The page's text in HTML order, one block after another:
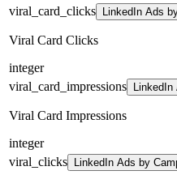
viral_card_clicks
LinkedIn Ads
Viral Card Clicks
integer
viral_card_impressions
Viral Card Impressions
integer
viral_clicks
LinkedIn Ads by